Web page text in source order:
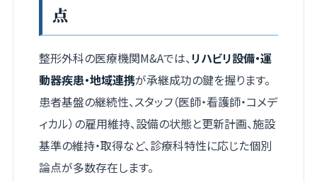
点
整形外科の医療機関M&Aでは、リハビリ設備・運
動器疾患・地域連携が承継成功の鍵を握ります。
患者基盤の継続性、スタッフ（医師・看護師・コメデ
ィカル）の雇用維持、設備の状態と更新計画、施設
基準の維持・取得など、診療科特性に応じた個別
論点が多数存在します。